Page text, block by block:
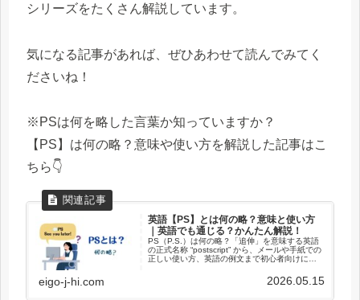
シリーズをたくさん解説しています。
気になる記事があれば、ぜひあわせて読んでみてく
ださいね！
※PSは何を略した言葉か知っていますか？
【PS】は何の略？意味や使い方を解説した記事はこ
ちら👇
英語【PS】とは何の略？意味と使い方
｜英語でも通じる？かんたん解説！
PS（P.S.）は何の略？「追伸」を意味する英語
の正式名称 “postscript” から、メールや手紙での
正しい使い方、英語の例文まで初心者向けにわ
味を知って、英語のやり直しを楽しみましょ
eigo-j-hi.com 2026.05.15